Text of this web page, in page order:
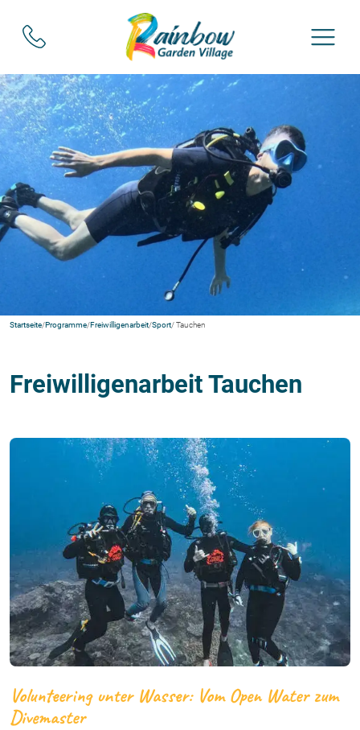
Startseite/Programme/Freiwilligenarbeit/Sport/ Tauchen
Freiwilligenarbeit Tauchen
Volunteering unter Wasser: Vom Open Water zum
Divemaster